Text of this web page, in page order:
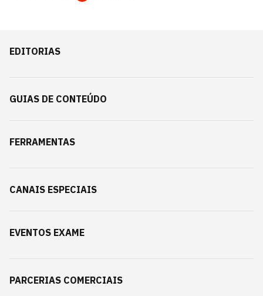
EDITORIAS
GUIAS DE CONTEÚDO
FERRAMENTAS
CANAIS ESPECIAIS
EVENTOS EXAME
PARCERIAS COMERCIAIS